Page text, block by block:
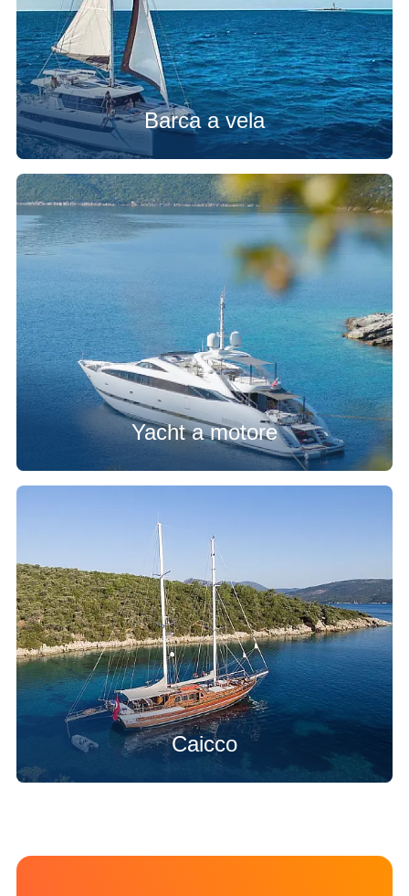
Barca a vela
Yacht a motore
Caicco